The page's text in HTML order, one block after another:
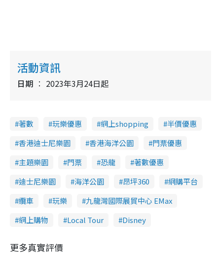
活動資訊
日期 2023年3月24日起
著數 玩樂優惠 網上shopping
半價優惠
香港迪士尼樂園
香港海洋公園
門票優惠
主題樂園
門票 恐龍
著數優惠
迪士尼樂園
海洋公園 昂坪360
網購平台
纜車
玩樂
九龍灣國際展貿中心 EMax
網上購物
Local Tour Disney
更多真實評價